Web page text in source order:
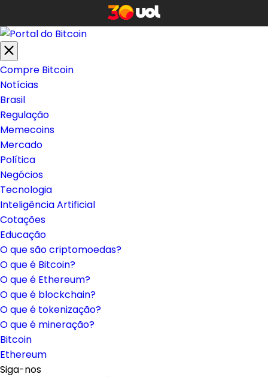
Compre Bitcoin
Notícias
Brasil
Regulação
Memecoins
Mercado
Política
Negócios
Tecnologia
Inteligência Artificial
Cotações
Educação
O que são criptomoedas?
O que é Bitcoin?
O que é Ethereum?
O que é blockchain?
O que é tokenização?
O que é mineração?
Bitcoin
Ethereum
Siga-nos